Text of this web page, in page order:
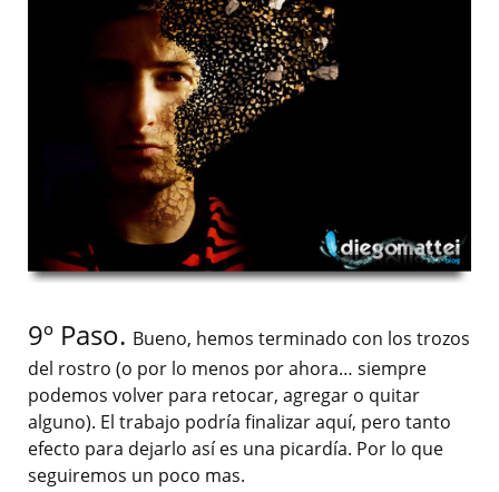
9º Paso. Bueno, hemos terminado con los trozos
del rostro (o por lo menos por ahora… siempre
podemos volver para retocar, agregar o quitar
alguno). El trabajo podría finalizar aquí, pero tanto
efecto para dejarlo así es una picardía. Por lo que
seguiremos un poco mas.